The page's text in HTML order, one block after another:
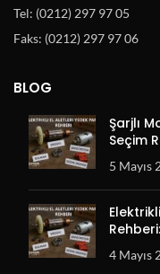
Tel: (0212) 297 97 05
Faks: (0212) 297 97 06
BLOG
Şarjlı
Seçim
5 Mayıs
4 Mayıs